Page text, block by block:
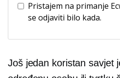
Pristajem na primanje
se odjaviti bilo kada.
Još jedan koristan savjet